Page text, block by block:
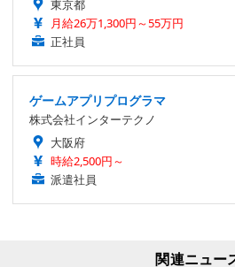
東京都
月給26万1,300円～55万円
正社員
ゲームアプリプログラマ
株式会社インターテクノ
大阪府
時給2,500円～
派遣社員
関連ニュー